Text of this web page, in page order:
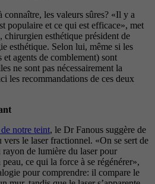
connaître, les valeurs sûres? «Il y a
populaire et ce qui est efficace», met
esthétique président de
esthétique. Selon lui, même si les
agents de comblement) sont
ne sont pas nécessairement la
les recommandations de ces deux
notre teint, le Dr Fanous suggère de
le laser fractionnel. «On se sert de
de lumière du laser pour
ce qui la force à se régénérer»,
pour comprendre: il compare le